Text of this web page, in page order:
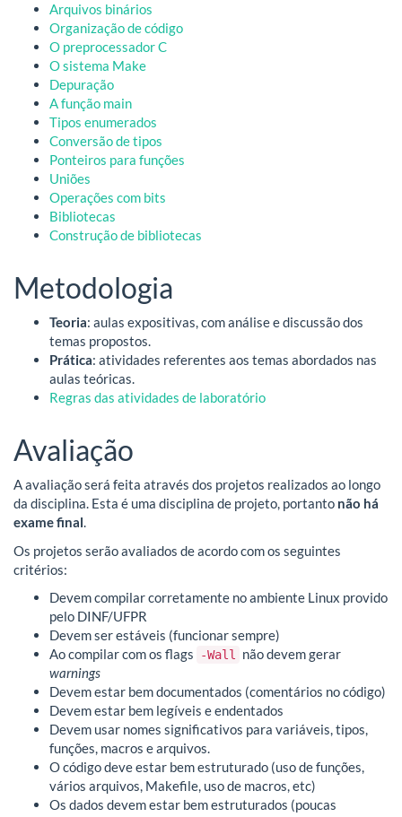
Arquivos binários
Organização de código
O preprocessador C
O sistema Make
Depuração
A função main
Tipos enumerados
Conversão de tipos
Ponteiros para funções
Uniões
Operações com bits
Bibliotecas
Construção de bibliotecas
Metodologia
Teoria: aulas expositivas, com análise e discussão dos
temas propostos.
Prática: atividades referentes aos temas abordados nas
aulas teóricas.
Regras das atividades de laboratório
Avaliação
A avaliação será feita através dos projetos realizados ao longo
da disciplina. Esta é uma disciplina de projeto, portanto não há
exame final.
Os projetos serão avaliados de acordo com os seguintes
critérios:
Devem compilar corretamente no ambiente Linux provido
pelo DINF/UFPR
Devem ser estáveis (funcionar sempre)
Ao compilar com os flags
-Wall
não devem gerar
warnings
Devem estar bem documentados (comentários no código)
Devem estar bem legíveis e endentados
Devem usar nomes significativos para variáveis, tipos,
funções, macros e arquivos.
O código deve estar bem estruturado (uso de funções,
vários arquivos, Makefile, uso de macros, etc)
Os dados devem estar bem estruturados (poucas